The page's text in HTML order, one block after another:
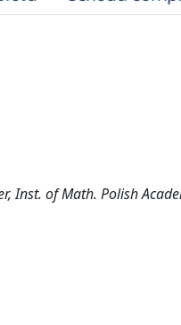
Inst. of Math. Polish